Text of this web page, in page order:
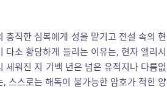
직한 심복에게 성을 맡기고 전설 속의 현
소 황당하게 들리는 이유는, 현자 엘리시
워진 지 기백 년은 넘은 유적지나 다름없
스스로는 해독이 불가능한 암호가 적힌 양